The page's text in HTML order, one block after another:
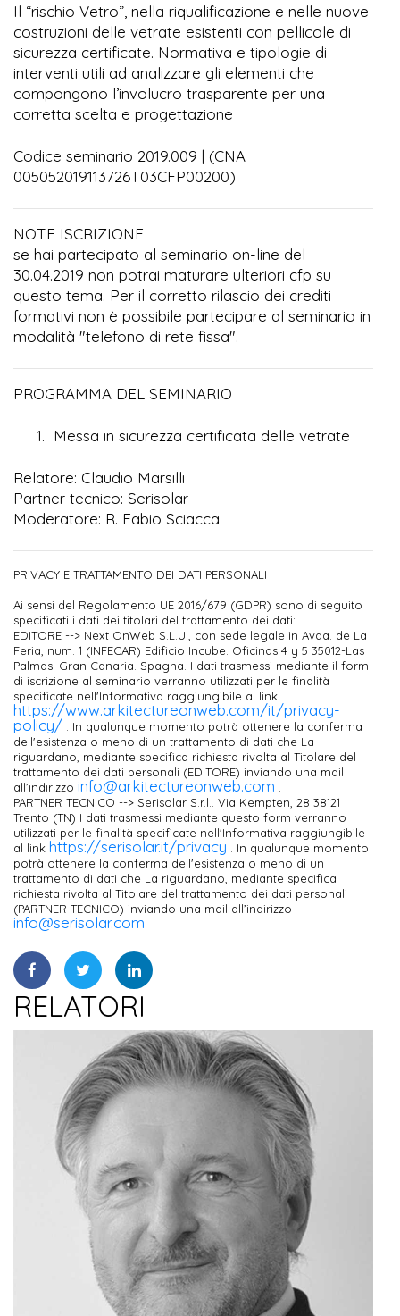
Il “rischio Vetro”, nella riqualificazione e nelle nuove
costruzioni delle vetrate esistenti con pellicole di
sicurezza certificate. Normativa e tipologie di
interventi utili ad analizzare gli elementi che
compongono l’involucro trasparente per una
corretta scelta e progettazione
Codice seminario 2019.009 | (CNA
005052019113726T03CFP00200)
NOTE ISCRIZIONE
se hai partecipato al seminario on-line del
30.04.2019 non potrai maturare ulteriori cfp su
questo tema. Per il corretto rilascio dei crediti
formativi non è possibile partecipare al seminario in
modalità "telefono di rete fissa".
PROGRAMMA DEL SEMINARIO
Messa in sicurezza certificata delle vetrate
Relatore: Claudio Marsilli
Partner tecnico: Serisolar
Moderatore: R. Fabio Sciacca
PRIVACY E TRATTAMENTO DEI DATI PERSONALI
Ai sensi del Regolamento UE 2016/679 (GDPR) sono di seguito
specificati i dati dei titolari del trattamento dei dati:
EDITORE --> Next OnWeb S.L.U., con sede legale in Avda. de La
Feria, num. 1 (INFECAR) Edificio Incube. Oficinas 4 y 5 35012-Las
Palmas. Gran Canaria. Spagna. I dati trasmessi mediante il form
di iscrizione al seminario verranno utilizzati per le finalità
specificate nell'Informativa raggiungibile al link
https://www.arkitectureonweb.com/it/privacy-
policy/ . In qualunque momento potrà ottenere la conferma
dell'esistenza o meno di un trattamento di dati che La
riguardano, mediante specifica richiesta rivolta al Titolare del
trattamento dei dati personali (EDITORE) inviando una mail
all’indirizzo info@arkitectureonweb.com
PARTNER TECNICO --> Serisolar S.r.l.. Via Kempten, 28 38121
Trento (TN) I dati trasmessi mediante questo form verranno
utilizzati per le finalità specificate nell'Informativa raggiungibile
al link https://serisolar.it/privacy . In qualunque momento
potrà ottenere la conferma dell'esistenza o meno di un
trattamento di dati che La riguardano, mediante specifica
richiesta rivolta al Titolare del trattamento dei dati personali
(PARTNER TECNICO) inviando una mail all’indirizzo
info@serisolar.com
RELATORI